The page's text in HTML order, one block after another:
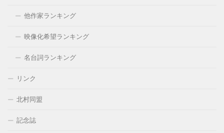
他作家ランキング
映像化希望ランキング
名台詞ランキング
リンク
北村同盟
記念誌